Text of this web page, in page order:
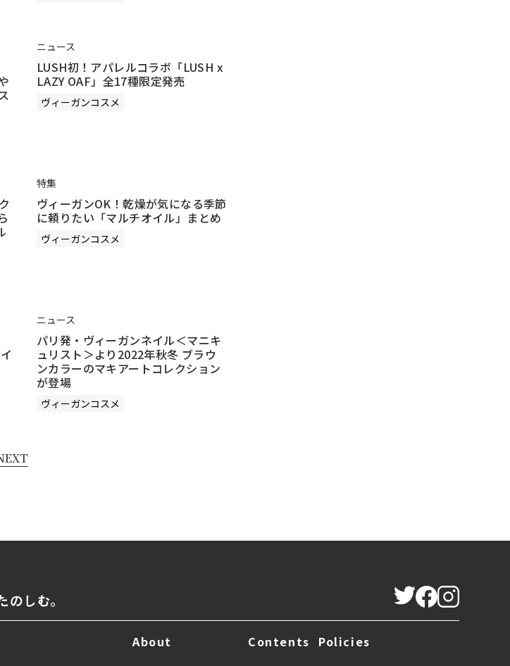
ニュース
LUSH初！アパレルコラボ「LUSH x
LAZY OAF」全17種限定発売
ヴィーガンコスメ
特集
ヴィーガンOK！乾燥が気になる季節
に頼りたい「マルチオイル」まとめ
ヴィーガンコスメ
ニュース
パリ発・ヴィーガンネイル＜マニキ
ュリスト＞より2022年秋冬 ブラウ
ンカラーのマキアートコレクション
が登場
ヴィーガンコスメ
About
Contents
Policies